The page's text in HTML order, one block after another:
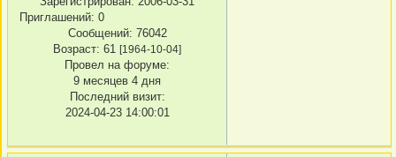
Приглашений: 0
Сообщений: 76042
Возраст: 61 [1964-10-04]
Провел на форуме:
9 месяцев 4 дня
Последний визит:
2024-04-23 14:00:01